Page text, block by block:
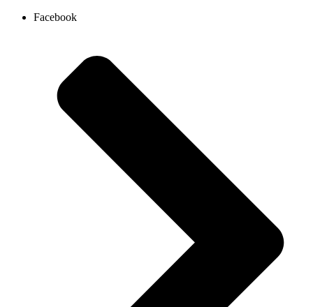
Facebook